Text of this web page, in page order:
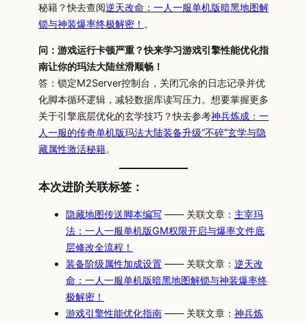
秘籍？快去查阅逆天改命：一人一服单机版暗黑地图解
锁与神装爆率终极解密！ 。
问：游戏运行卡顿严重？快来学习游戏引擎性能优化指
南让你的玛法大陆丝滑顺畅！
答：锁定M2Server控制台，关闭冗余的日志记录并优
化脚本循环逻辑，减轻数据库读写压力。想要掌握更多
关于引擎底层优化的玄学技巧？快去参考神兵炼成：一
人一服的传奇单机版玛法大陆装备升级“不碎”玄学与隐
藏属性激活秘籍。
本次进阶关联标签：
隐藏地图传送脚本编写 —— 关联文章： 主宰玛
法：一人一服单机版GM权限开启与爆率文件底
层修改全流程！
装备阶级属性加成设置 —— 关联文章： 逆天改
命：一人一服单机版暗黑地图解锁与神装爆率终
极解密！
游戏引擎性能优化指南 —— 关联文章： 神兵炼